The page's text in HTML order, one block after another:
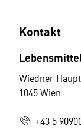
Kontakt
Wiedner
1045 Wien
+43 5